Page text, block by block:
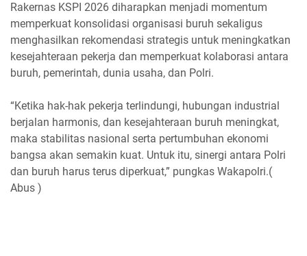
Rakernas KSPI 2026 diharapkan menjadi momentum
memperkuat konsolidasi organisasi buruh sekaligus
menghasilkan rekomendasi strategis untuk meningkatkan
kesejahteraan pekerja dan memperkuat kolaborasi antara
buruh, pemerintah, dunia usaha, dan Polri.
“Ketika hak-hak pekerja terlindungi, hubungan industrial
berjalan harmonis, dan kesejahteraan buruh meningkat,
maka stabilitas nasional serta pertumbuhan ekonomi
bangsa akan semakin kuat. Untuk itu, sinergi antara Polri
dan buruh harus terus diperkuat,” pungkas Wakapolri.(
Abus )